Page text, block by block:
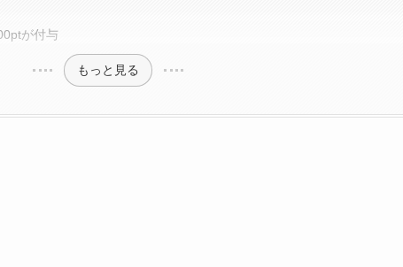
が付与
もっと見る